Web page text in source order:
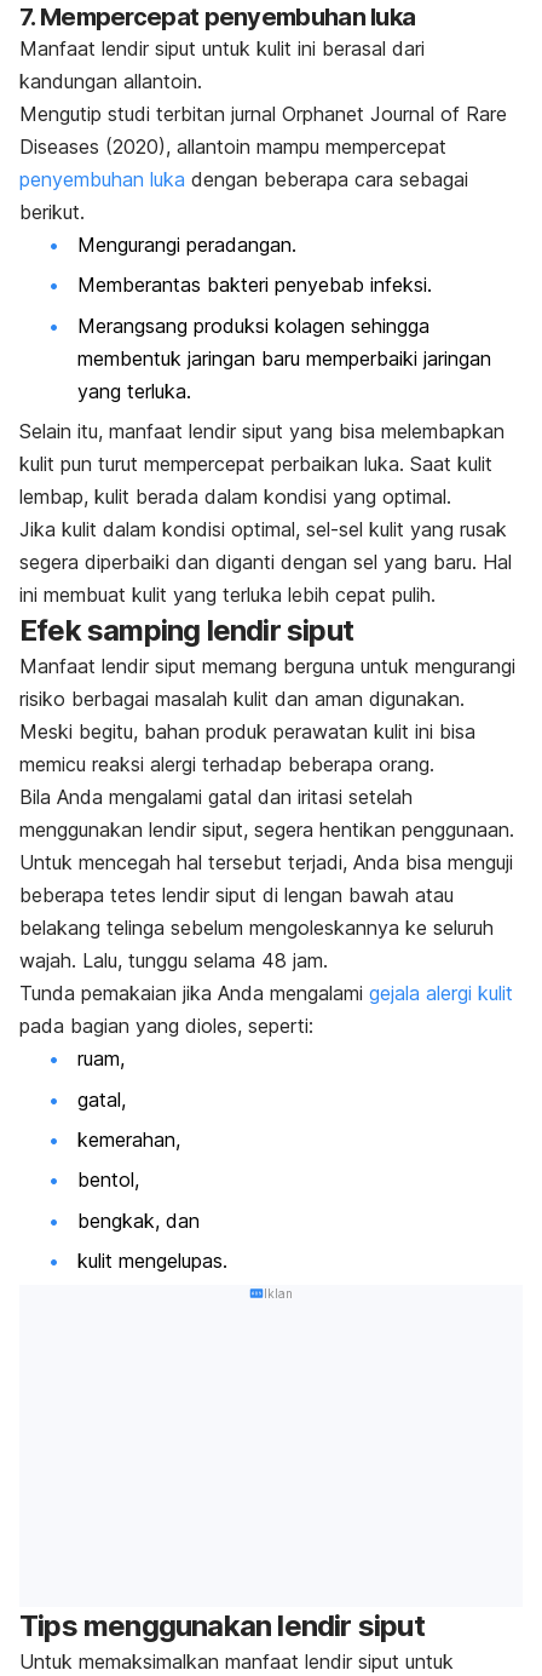
7. Mempercepat penyembuhan luka
Manfaat lendir siput untuk kulit ini berasal dari
kandungan allantoin.
Mengutip studi terbitan jurnal Orphanet Journal of Rare
Diseases (2020), allantoin mampu mempercepat
penyembuhan luka dengan beberapa cara sebagai
berikut.
Mengurangi peradangan.
Memberantas bakteri penyebab infeksi.
Merangsang produksi kolagen sehingga
membentuk jaringan baru memperbaiki jaringan
yang terluka.
Selain itu, manfaat lendir siput yang bisa melembapkan
kulit pun turut mempercepat perbaikan luka. Saat kulit
lembap, kulit berada dalam kondisi yang optimal.
Jika kulit dalam kondisi optimal, sel-sel kulit yang rusak
segera diperbaiki dan diganti dengan sel yang baru. Hal
ini membuat kulit yang terluka lebih cepat pulih.
Efek samping lendir siput
Manfaat lendir siput memang berguna untuk mengurangi
risiko berbagai masalah kulit dan aman digunakan.
Meski begitu, bahan produk perawatan kulit ini bisa
memicu reaksi alergi terhadap beberapa orang.
Bila Anda mengalami gatal dan iritasi setelah
menggunakan lendir siput, segera hentikan penggunaan.
Untuk mencegah hal tersebut terjadi, Anda bisa menguji
beberapa tetes lendir siput di lengan bawah atau
belakang telinga sebelum mengoleskannya ke seluruh
wajah. Lalu, tunggu selama 48 jam.
Tunda pemakaian jika Anda mengalami gejala alergi kulit
pada bagian yang dioles, seperti:
ruam,
gatal,
kemerahan,
bentol,
bengkak, dan
kulit mengelupas.
Iklan
Tips menggunakan lendir siput
Untuk memaksimalkan manfaat lendir siput untuk